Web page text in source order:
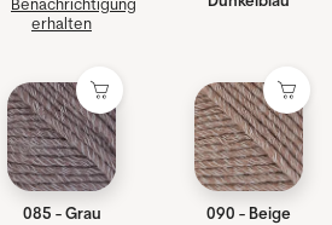
Benachrichtigung
erhalten
085 - Grau 090 - Beige